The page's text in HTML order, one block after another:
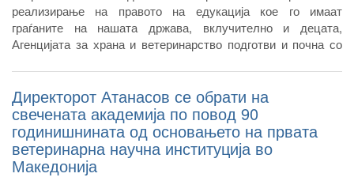
реализирање на правото на едукација кое го имаат
граѓаните на нашата држава, вклучително и децата,
Агенцијата за храна и ветеринарство подготви и почна со
предучилишна возраст во Република Северна Македонија.
Директорот Атанасов се обрати на
свечената академија по повод 90
годинишнината од основањето на првата
ветеринарна научна институција во
Македонија